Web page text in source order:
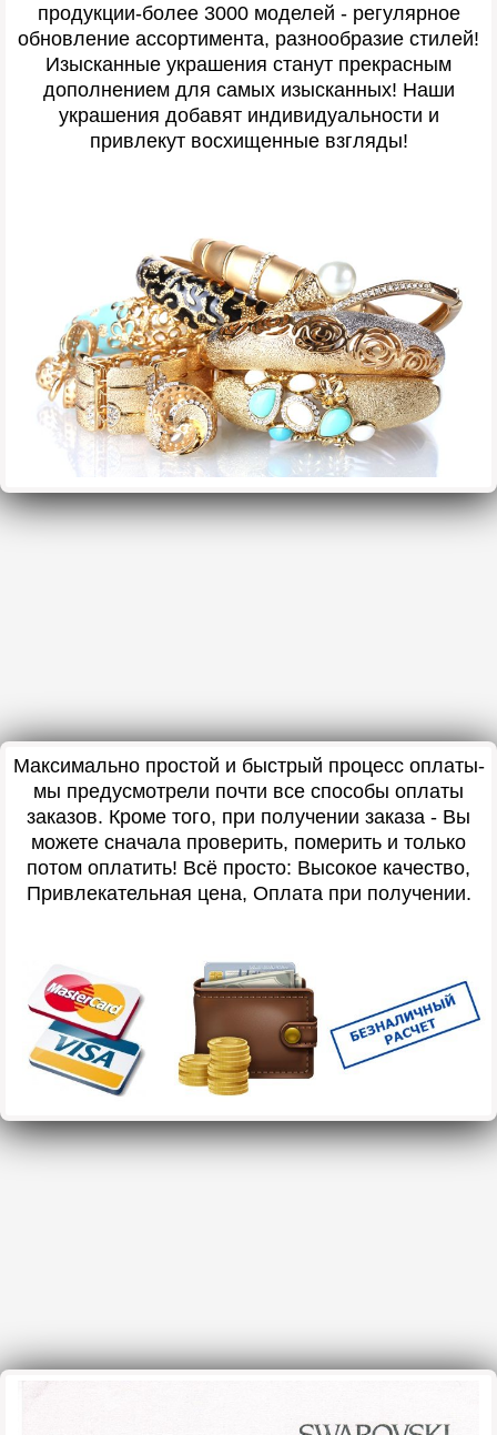
продукции-более 3000 моделей - регулярное
обновление ассортимента, разнообразие стилей!
Изысканные украшения станут прекрасным
дополнением для самых изысканных! Наши
украшения добавят индивидуальности и
привлекут восхищенные взгляды!
Максимально простой и быстрый процесс оплаты-
мы предусмотрели почти все способы оплаты
заказов. Кроме того, при получении заказа - Вы
можете сначала проверить, померить и только
потом оплатить! Всё просто: Высокое качество,
Привлекательная цена, Оплата при получении.